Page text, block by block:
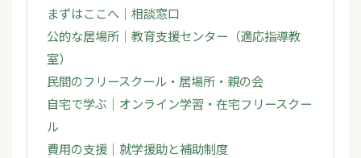
まずはここへ｜相談窓口
公的な居場所｜教育支援センター（適応指導教
室）
民間のフリースクール・居場所・親の会
自宅で学ぶ｜オンライン学習・在宅フリースクー
ル
費用の支援｜就学援助と補助制度